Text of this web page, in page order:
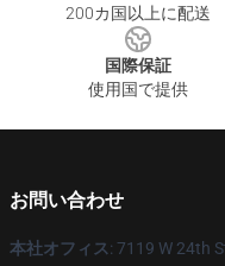
200カ国以上に配送
国際保証
使用国で提供
お問い合わせ
本社オフィス: 7119 W 24th